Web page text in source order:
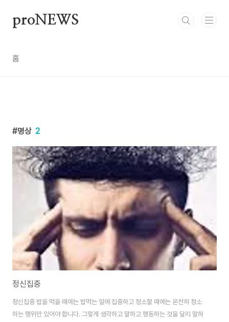
proNEWS
홈
명상 2
정신집중
정신집중 밥을 먹을 때에는 밥먹는 일에 집중하고 청소할 때에는 온전히 청소
하는 행위만 있어야 합니다. 그렇게 생각하고 말하고 행동하는 것을 달리 말하